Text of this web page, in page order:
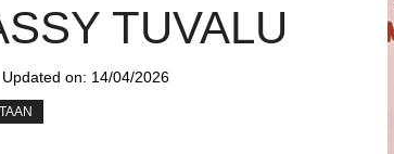
TUVALU
Updated on: 14/04/2026